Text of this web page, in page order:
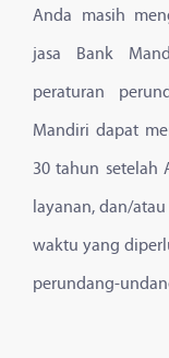
Anda masih
jasa Bank
peraturan
Mandiri dapat
30 tahun setelah
layanan, dan/
waktu yang
perundang-